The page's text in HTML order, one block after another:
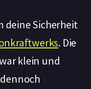
deine Sicherheit
. Die
klein und